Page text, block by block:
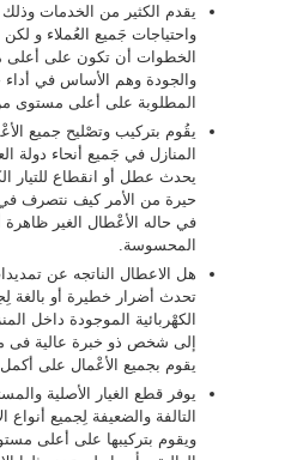
يقدم الكثير من الخدمات
واحتياجات جَميع العُملاء و
الخطوات أن تكون على أعلى
والجودة وهم الأساس في أداء
المطلوبة على أعلى مستوى
يقُوم بتركيب وتصْليح جميع
المنازل في جَميع أنحاء دولة
يحدث عطل أو انقطاع للتيار
حيرة من الأمر كيف نتصرف في
في حاله الأعْطال الغير ظاهرة
المحسوسة.
هل الاعطال الناتجه عن
تحدث أضرار خطيرة أو بالغة
الكهْربائية الموجودة داخل
إلى شخص ذو خبرة عالية فى
يقوم بجميع الأعْمال على
يوفر قطع الغيار الأصلية
التالفة والضعيفة لِجميع أنواع
ويقوم بتركيبها على أعلى